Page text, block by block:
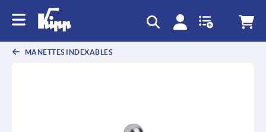
MANETTES INDEXABLES